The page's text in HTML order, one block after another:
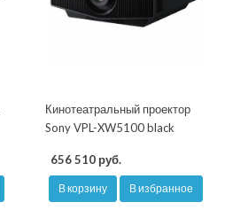
Кинотеатральный проектор
Sony VPL-XW5100 black
656 510 руб.
В корзину В избранное